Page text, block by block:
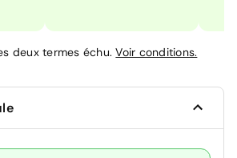
deux termes échu.Voir conditions.